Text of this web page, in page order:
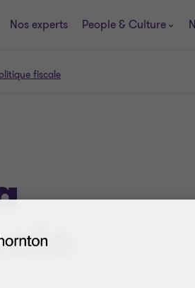
Nos experts People & Culture
fiscale